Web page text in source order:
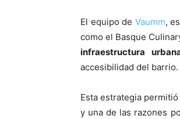
El equipo de Vaumm,
como el Basque
infraestructura
accesibilidad del barrio.
Esta estrategia
y una de las razones